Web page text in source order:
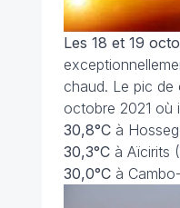
Les 18 et 19
chaud. Le pic de
octobre 2021 où
30,8°C à
30,3°C à Aïcirits
30,0°Cà